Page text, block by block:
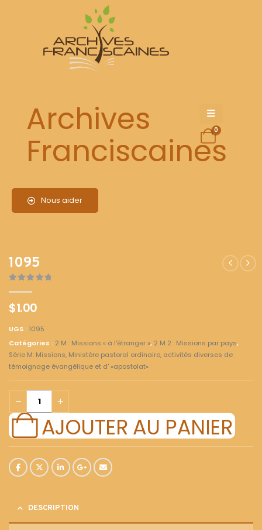
Archives
Franciscaines
Nous aider
0
1095
$1.00
UGS : 1095
Catégories : 2 M : Missions « à l'étranger », 2 M 2 : Missions par pays,
Série M: Missions, Ministère pastoral ordinaire, activités diverses de
témoignage évangélique et d' «apostolat»
AJOUTER AU PANIER
DESCRIPTION